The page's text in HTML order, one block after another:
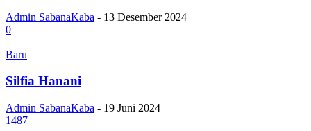
Admin SabanaKaba - 13 Desember 2024
0
Baru
Silfia Hanani
Admin SabanaKaba - 19 Juni 2024
1487